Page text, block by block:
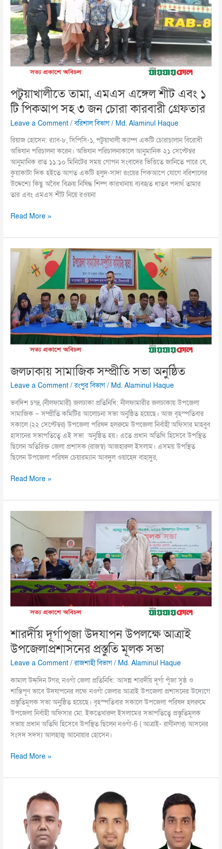
পটুয়াখালীতে তামা, এমএস এঙ্গেল শীট এবং ১
টি পিকআপ সহ ৩ জন চোরা কারবারী গ্রেফতার
Leave a Comment /বরিশাল বিভাগ/ Md. Alaminul Haque
রিয়াজ হোসেন: র‍্যাব-৮, সিপিসি-১, পটুয়াখালী ক্যাম্প একটি চোরাচালান বিরোধী
অভিযান পরিচালনা করেন। অভিযান পরিচালনাকালে আনুমানিক ২১ সেপ্টেম্বর
আনুমানিক রাত ১১:১০ মিনিটের সময় গোপন সংবাদের ভিত্তিতে জানিতে পারে যে,
কুয়াকাটা দিক হইতে আগত একটি হলুদ-সাদা রংয়ের পিকআপে যোগে বরিশালের
উদ্দেশ্যে কিছু অবৈধ বিক্রয় নিষিদ্ধ শিল্প কারখানায় ব্যবহৃত ধাতব পদার্থ তামার
তার এবং এমএস শীট নিয়ে রওয়না
শীট
এবং
১
টি
পিকআপ
সহ
জন
চোরা
কারবারী
Read More »
জলঢাকায় সামাজিক সম্প্রীতি সভা অনুষ্ঠিত
Leave a Comment /রংপুর বিভাগ/ Md. Alaminul Haque
ভবদিশ চন্দ্র, (নীলফামারী) জলঢাকা প্রতিনিধি: নীলফামারীর জলঢাকায় উপজেলা
সামাজিক – সম্প্রীতি কমিটির আলোচনা সভা অনুষ্ঠিত হয়েছে। আজ বৃহস্পতিবার
সকালে (২২ সেপ্টেম্বর) উপজেলা পরিষদ হলরুমে উপজেলা নির্বাহী অফিসার মাহবুব
হাসানের সভাপতিত্বে এই সভা অনুষ্ঠিত হয়। এতে প্রধান অতিথি হিসেবে উপস্থিত
ছিলেন অতিরিক্ত জেলা প্রশাসক (রাজস্ব) আজহারুল ইসলাম। এসময় উপস্থিত
ছিলেন উপজেলা পরিষদ চেয়ারম্যান আবদুল ওয়াহেদ বাহাদুর,
জলঢাকায়
সামাজিক
সম্প্রীতি
সভা
অনুষ্ঠিত
Read More »
শারর্দীয় দূর্গাপূজা উদযাপন উপলক্ষে আত্রাই
উপজেলাপ্রশাসনের প্রস্তুতি মূলক সভা
Leave a Comment /রাজশাহী বিভাগ/ Md. Alaminul Haque
কামাল উদ্দ্দিন টগর, নওগাঁ জেলা প্রতিনিধি: আসন্ন শারর্দীয় দূর্গা পূঁজা সুষ্ঠ ও
শান্তিপূণ ভাবে উদযাপনের লক্ষে নওগাঁ জেলার আত্রাই উপজেলা প্রশাসনের উদ্যেগে
প্রস্তুতিমূলক সভা অনুষ্ঠিত হয়েছে। বৃহস্পতিবার সকালে উপজেলা পরিষদ হলরুমে
উপজেলা নির্বাহী অফিসার মো. ইকতেখারুল ইসলামের সভাপতিত্বে প্রস্তুতিমূলক
সভায় প্রধান অতিথি হিসেবে উপস্থিত ছিলেন নওগাঁ-6 ( আত্রাই- রাণীনগর) আসনের
সংসদ সদস্য আলহাজ্ব আনোয়ার হোসেন।
শারর্দীয়
দূর্গাপূজা
উপলক্ষে
আত্রাই
উপজেলাপ্রশাসনের
প্রস্তুতি
মূলক
Read More »
সভাপতি,
আনোয়ার